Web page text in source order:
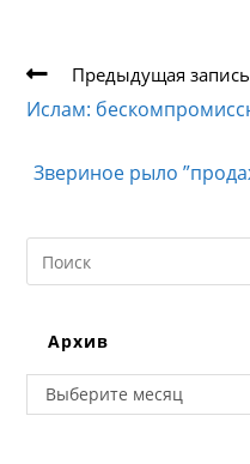
Еще
статьи
Предыдущая запись
Ислам:
Звериное рыло
Search
this
Архив
Архив
Выберите месяц